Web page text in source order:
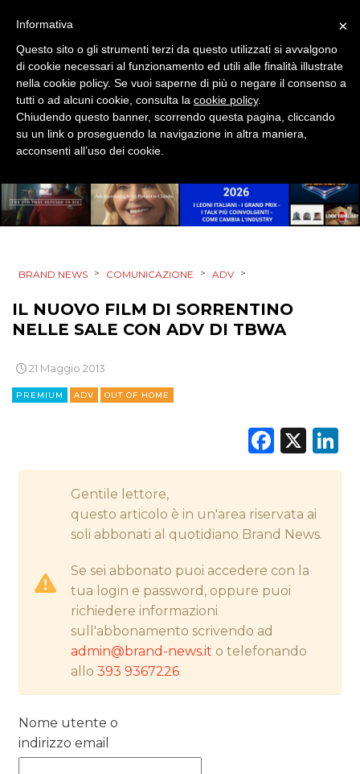
EVENTI
MOBILE
PROMOZIONI
PRODOTTI
CSR
STRATEGIE
CINEMA
EDITORIA
RADIO / AUDIO
RICERCHE
BRAND NEWS > COMUNICAZIONE > ADV >
IL NUOVO FILM DI SORRENTINO
NELLE SALE CON ADV DI TBWA
21 Maggio 2013
PREMIUM ADV OUT OF HOME
X
Gentile lettore,
questo articolo è in un'area riservata ai
soli abbonati al quotidiano Brand News.
Se sei abbonato puoi accedere con la
tua login e password, oppure puoi
richiedere informazioni
sull'abbonamento scrivendo ad
admin@brand-news.it o telefonando
allo393 9367226
Nome utente o
indirizzo email
×
Informativa
Questo sito o gli strumenti terzi da questo utilizzati si avvalgono
di cookie necessari al funzionamento ed utili alle finalità illustrate
nella cookie policy. Se vuoi saperne di più o negare il consenso a
tutti o ad alcuni cookie, consulta la cookie policy.
Chiudendo questo banner, scorrendo questa pagina, cliccando
su un link o proseguendo la navigazione in altra maniera,
acconsenti all’uso dei cookie.